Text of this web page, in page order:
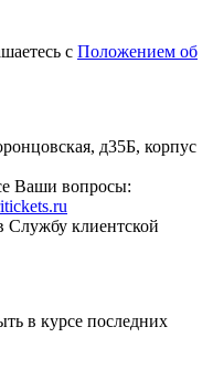
с Положением об
д35Б, корпус
Ваши вопросы:
Службу клиентской
в курсе последних